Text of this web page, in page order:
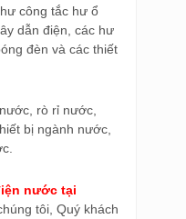
công tắc hư ổ
dẫn điện, các hư
đèn và các thiết
rò rỉ nước,
bị ngành nước,
nước tại
tôi, Quý khách